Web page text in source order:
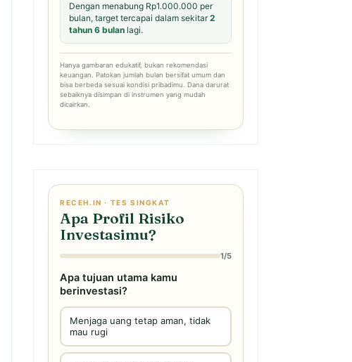
Dengan menabung Rp1.000.000 per
bulan, target tercapai dalam sekitar2
tahun 6 bulan lagi.
Hanya gambaran edukatif, bukan rekomendasi
keuangan. Patokan jumlah bulan bersifat umum dan
bisa berbeda sesuai kondisi pribadimu. Dana darurat
sebaiknya disimpan di instrumen yang mudah
dicairkan.
RECEH.IN · TES SINGKAT
Apa Profil Risiko
Investasimu?
1/5
Apa tujuan utama kamu
berinvestasi?
Menjaga uang tetap aman, tidak
mau rugi